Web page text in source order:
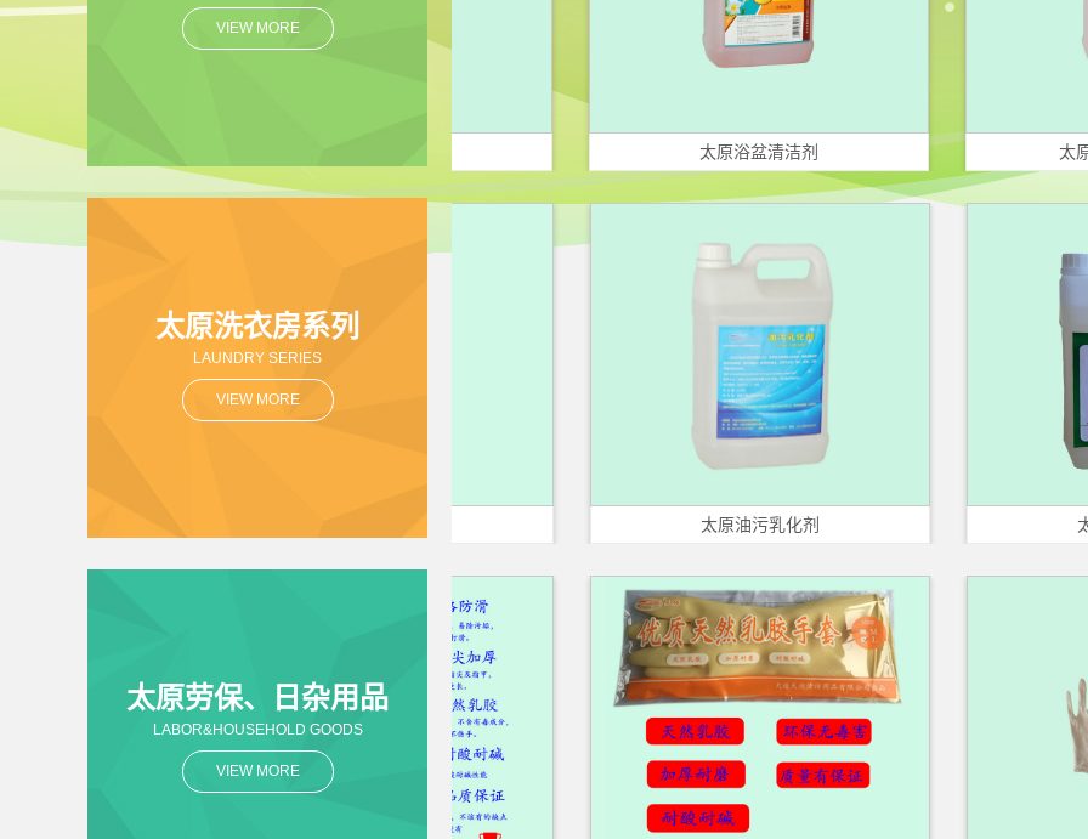
VIEW MORE
太原洗衣房系列
LAUNDRY SERIES
VIEW MORE
太原劳保、日杂用品
LABOR&HOUSEHOLD GOODS
VIEW MORE
太原浴盆清洁剂 太原​硬质
太原​油污乳化剂 太原衣